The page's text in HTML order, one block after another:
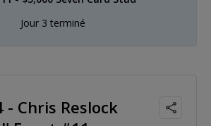
Jour 3 terminé
- Chris Reslock